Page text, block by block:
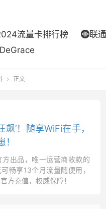
流量卡排行榜 联
 正文
’！随享WiFi在手，
！
出品，唯一运营商收款的
畅享13个月流量随便用，
方充值，权威保障！